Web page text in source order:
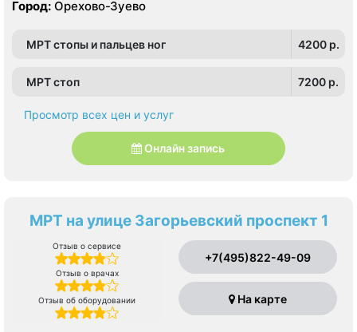
Город: Орехово-Зуево
МРТ стопы и пальцев ног 4200 p.
МРТ стоп 7200 p.
Просмотр всех цен и услуг
Онлайн запись
МРТ на улице Загорьевский проспект 1
Отзыв о сервисе
Отзыв о врачах
Отзыв об оборудовании
+7(495)822-49-09
На карте